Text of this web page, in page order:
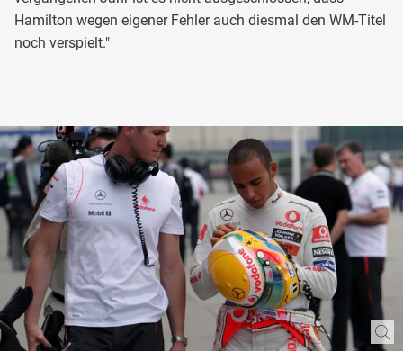
Hamilton wegen eigener Fehler auch diesmal den WM-Titel
noch verspielt."